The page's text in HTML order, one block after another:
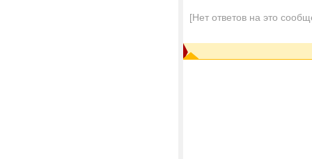
[Нет ответов на это